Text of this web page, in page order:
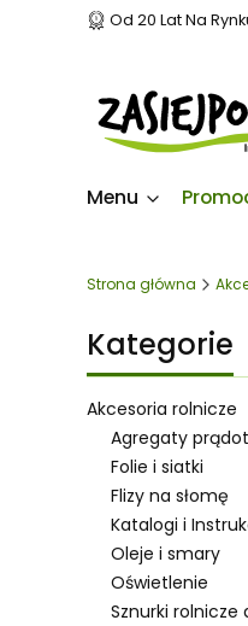
Od 20 Lat Na
Menu
Strona główna
Kategorie
Akcesoria rolnicze
Agregaty
Folie i siatki
Flizy na słomę
Katalogi i
Oleje i smary
Oświetlenie
Sznurki rolnicze